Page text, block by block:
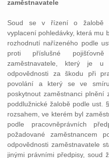
zaměstnavatele
Soud se v řízení o žalobě
vyplacení pohledávky, která mu
rozhodnutí nařízeného podle
proti příslušné
zaměstnavatele, který je
odpovědnosti za škodu při
povolání a který se ve
poskytnout zaměstnanci plnění
poddlužnické žalobě podle ust.
rozsahem, ve kterém byl
podle pracovněprávních
požadované zaměstnancem
odpovědnosti zaměstnavatele
jinými právními předpisy, soud